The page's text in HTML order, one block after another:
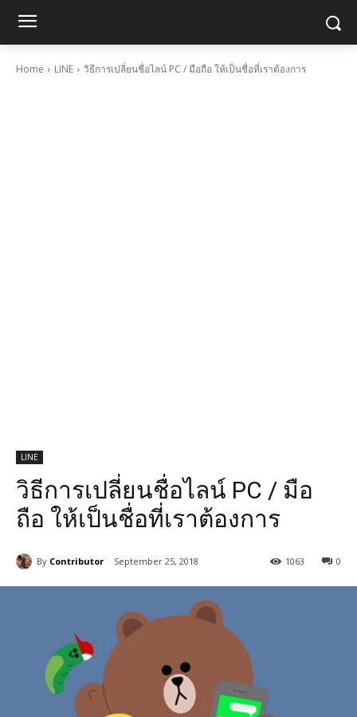
Home LINE วิธีการเปลี่ยนชื่อไลน์ PC / มือถือ ให้เป็นชื่อที่เราต้องการ
LINE
วิธีการเปลี่ยนชื่อไลน์ PC / มือ
ถือ ให้เป็นชื่อที่เราต้องการ
By Contributor September 25, 2018 0
1063